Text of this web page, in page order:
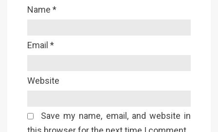
Name *
Email *
Website
Save my name, email, and website in